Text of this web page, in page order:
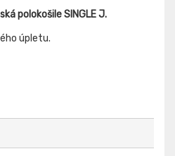
polokošile SINGLE J.
úpletu.